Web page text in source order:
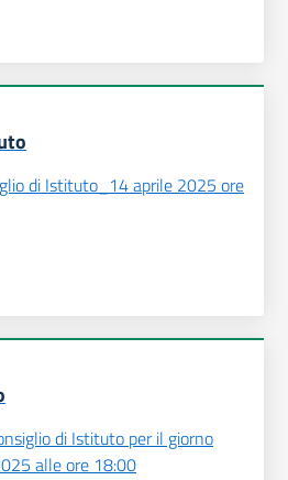
di Istituto_14 aprile 2025 ore
di Istituto per il giorno
alle ore 18:00